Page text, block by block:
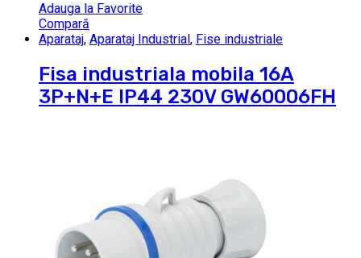
Adauga la Favorite
Compară
Aparataj, Aparataj Industrial , Fise industriale
Fisa industriala mobila 16A
3P+N+E IP44 230V GW60006FH